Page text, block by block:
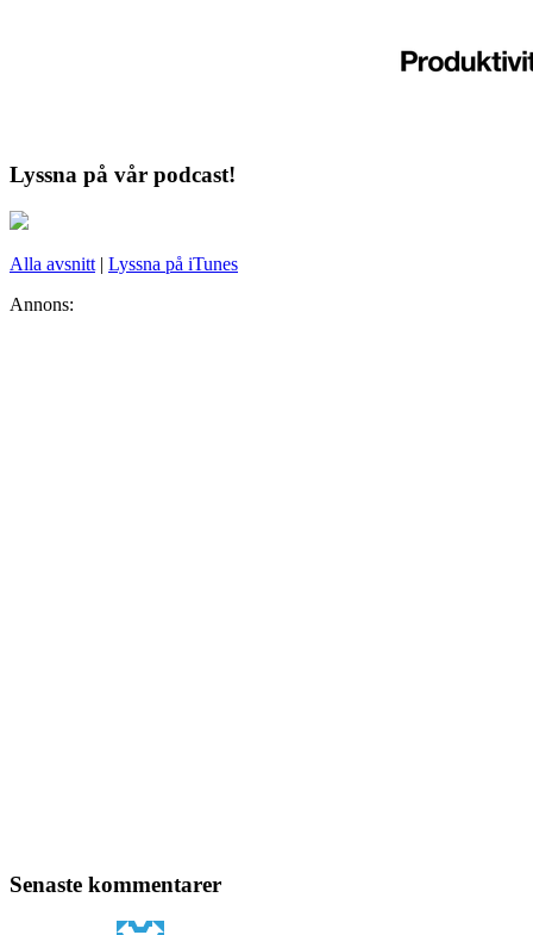
Lyssna på vår podcast!
Alla avsnitt | Lyssna på iTunes
Annons:
Senaste kommentarer